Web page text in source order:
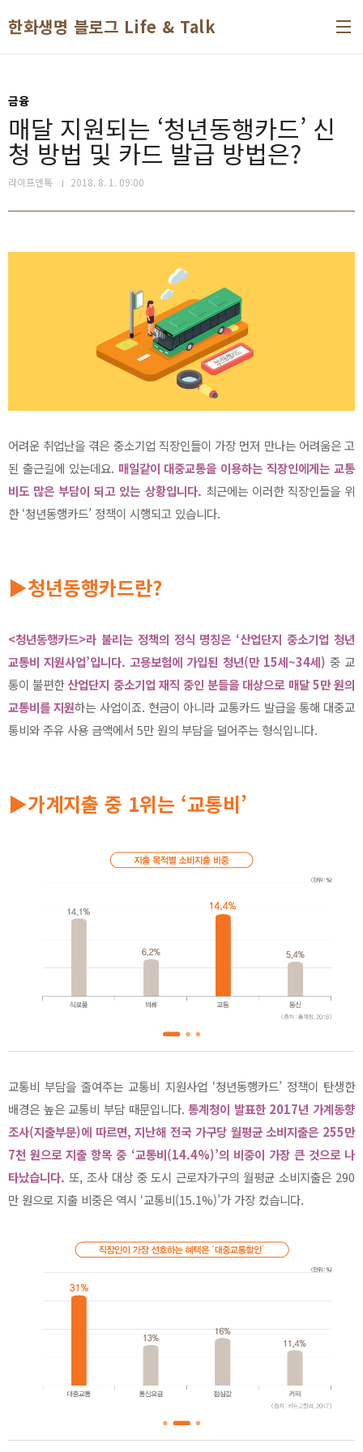
한화생명 블로그 Life & Talk
금융
매달 지원되는 ‘청년동행카드’ 신
청 방법 및 카드 발급 방법은?
라이프앤톡 2018. 8. 1. 09:00
어려운 취업난을 겪은 중소기업 직장인들이 가장 먼저 만나는 어려움은 고
된 출근길에 있는데요. 매일같이 대중교통을 이용하는 직장인에게는 교통
비도 많은 부담이 되고 있는 상황입니다. 최근에는 이러한 직장인들을 위
한 ‘청년동행카드’ 정책이 시행되고 있습니다.
▶청년동행카드란?
<청년동행카드>라 불리는 정책의 정식 명칭은 ‘산업단지 중소기업 청년
교통비 지원사업’입니다. 고용보험에 가입된 청년(만 15세~34세) 중 교
통이 불편한산업단지 중소기업 재직 중인 분들을 대상으로 매달 5만 원의
교통비를 지원하는 사업이죠. 현금이 아니라 교통카드 발급을 통해 대중교
통비와 주유 사용 금액에서 5만 원의 부담을 덜어주는 형식입니다.
▶가계지출 중 1위는 ‘교통비’
교통비 부담을 줄여주는 교통비 지원사업 ‘청년동행카드’ 정책이 탄생한
배경은 높은 교통비 부담 때문입니다.통계청이 발표한 2017년 가계동향
조사(지출부문)에 따르면, 지난해 전국 가구당 월평균 소비지출은 255만
7천 원으로 지출 항목 중 ‘교통비(14.4%)’의 비중이 가장 큰 것으로 나
타났습니다. 또, 조사 대상 중 도시 근로자가구의 월평균 소비지출은 290
만 원으로 지출 비중은 역시 ‘교통비(15.1%)’가 가장 컸습니다.